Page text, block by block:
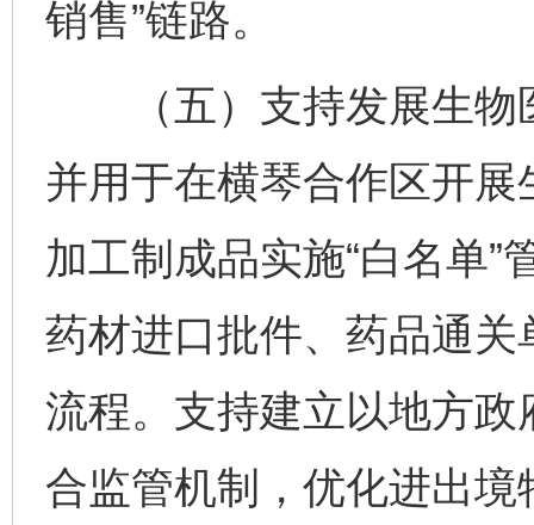
销售”链路。
（五）支持发展生物
并用于在横琴合作区开
加工制成品实施“白名单
药材进口批件、药品通
流程。支持建立以地方
合监管机制，优化进出